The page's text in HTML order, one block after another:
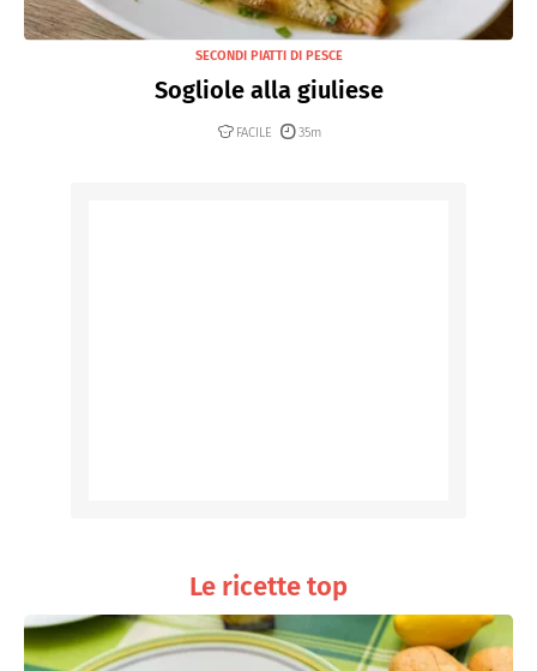
SECONDI PIATTI DI PESCE
Sogliole alla giuliese
FACILE 35m
Le ricette top